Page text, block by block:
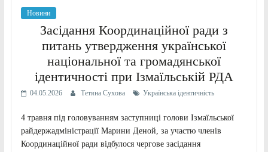
Новини
Засідання Координаційної ради з
питань утвердження української
національної та громадянської
ідентичності при Ізмаїльській РДА
04.05.2026 Тетяна Сухова Українська ідентичність
4 травня під головуванням заступниці голови Ізмаїльської
райдержадміністрації Марини Деной, за участю членів
Координаційної ради відбулося чергове засідання